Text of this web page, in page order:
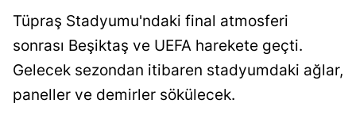
Tüpraş Stadyumu'ndaki final atmosferi
sonrası Beşiktaş ve UEFA harekete geçti.
Gelecek sezondan itibaren stadyumdaki ağlar,
paneller ve demirler sökülecek.